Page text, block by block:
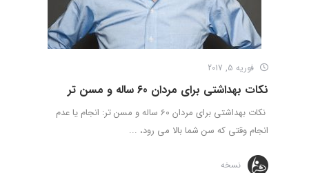
فوریه 5, 2017
نکات بهداشتی برای مردان 60 ساله و مسن تر
نکات بهداشتی برای مردان 60 ساله و مسن تر: انجام یا عدم
انجام وقتی که سن شما بالا می رود، ...
نسخه